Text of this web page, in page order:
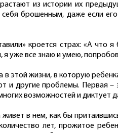
из истории их
брошенным, даже если
кроется страх: «А что
уже все знаю и умею,
в этой жизни, в которую
и другие проблемы. Первая
возможностей и диктует
в нем, как бы
лет, прожитое